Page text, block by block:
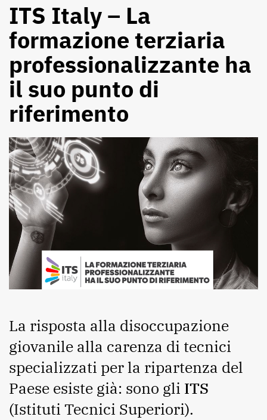
ITS Italy – La
formazione terziaria
professionalizzante ha
il suo punto di
riferimento
La risposta alla disoccupazione
giovanile alla carenza di tecnici
specializzati per la ripartenza del
Paese esiste già: sono gli ITS
(Istituti Tecnici Superiori).